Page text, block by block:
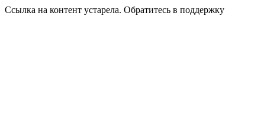
Ссылка на контент устарела. Обратитесь в поддержку